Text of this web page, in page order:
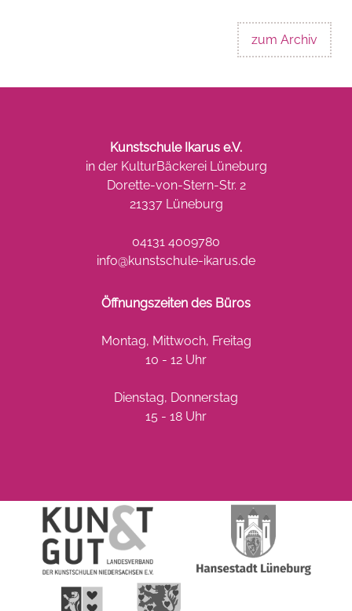
zum Archiv
Kunstschule Ikarus e.V.
in der KulturBäckerei Lüneburg
Dorette-von-Stern-Str. 2
21337 Lüneburg
04131 4009780
info@kunstschule-ikarus.de
Öffnungszeiten des Büros
Montag, Mittwoch, Freitag
10 - 12 Uhr
Dienstag, Donnerstag
15 - 18 Uhr